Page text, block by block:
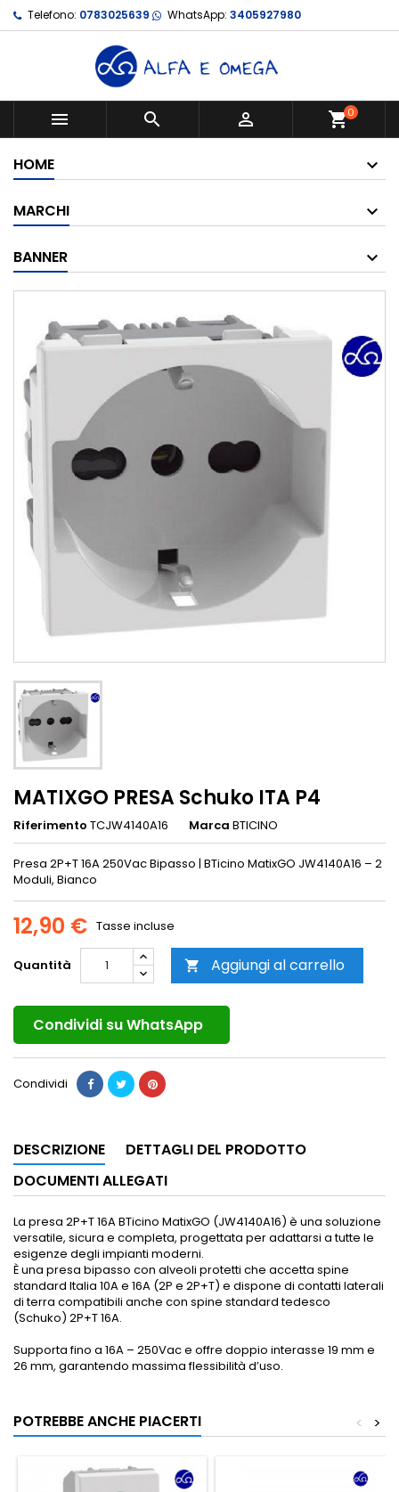
Telefono: 0783025639 WhatsApp: 3405927980
   shopping_cart0
HOME
MARCHI
BANNER
MATIXGO PRESA Schuko ITA P4
Riferimento TCJW4140A16 Marca BTICINO
Presa 2P+T 16A 250Vac Bipasso | BTicino MatixGO JW4140A16 – 2
Moduli, Bianco
12,90 € Tasse incluse
Quantità  Aggiungi al carrello
Condividi su WhatsApp
Condividi
DESCRIZIONE
DETTAGLI DEL PRODOTTO
DOCUMENTI ALLEGATI
La presa 2P+T 16A BTicino MatixGO (JW4140A16) è una soluzione
versatile, sicura e completa, progettata per adattarsi a tutte le
esigenze degli impianti moderni.
È una presa bipasso con alveoli protetti che accetta spine
standard Italia 10A e 16A (2P e 2P+T) e dispone di contatti laterali
di terra compatibili anche con spine standard tedesco
(Schuko) 2P+T 16A.
Supporta fino a 16A – 250Vac e offre doppio interasse 19 mm e
26 mm, garantendo massima flessibilità d’uso.
POTREBBE ANCHE PIACERTI >
<